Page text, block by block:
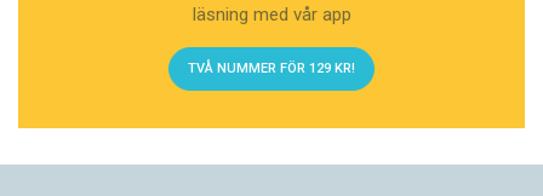
läsning med vår app
TVÅ NUMMER FÖR 129 KR!